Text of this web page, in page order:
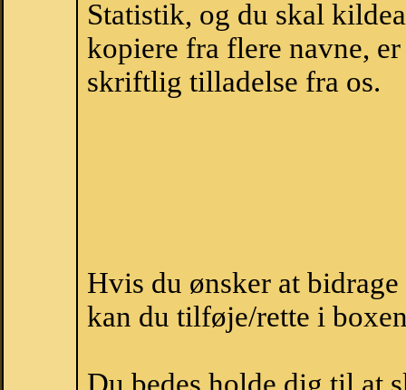
Statistik, og du skal
kopiere fra flere navne,
skriftlig tilladelse fra os.
Hvis du ønsker at
kan du tilføje/rette i